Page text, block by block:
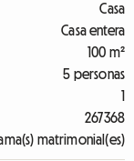
Casa
Casa entera
100 m²
5 personas
1
267368
matrimonial(es)